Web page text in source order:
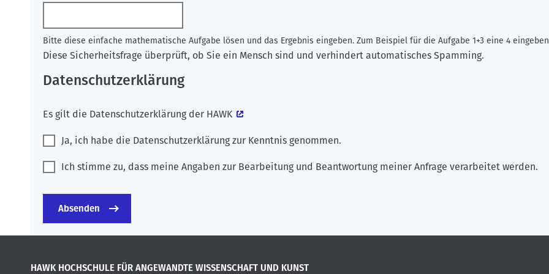
Bitte diese einfache mathematische Aufgabe lösen und das Ergebnis eingeben. Zum Beispiel für die Aufgabe 1+3 eine 4
Diese Sicherheitsfrage überprüft, ob Sie ein Mensch sind und verhindert automatisches Spamming.
Datenschutzerklärung
Es gilt die Datenschutzerklärung der HAWK
Ja, ich habe die Datenschutzerklärung zur Kenntnis genommen.
Ich stimme zu, dass meine Angaben zur Bearbeitung und Beantwortung meiner Anfrage verarbeitet werden.
HAWK HOCHSCHULE FÜR ANGEWANDTE WISSENSCHAFT UND KUNST